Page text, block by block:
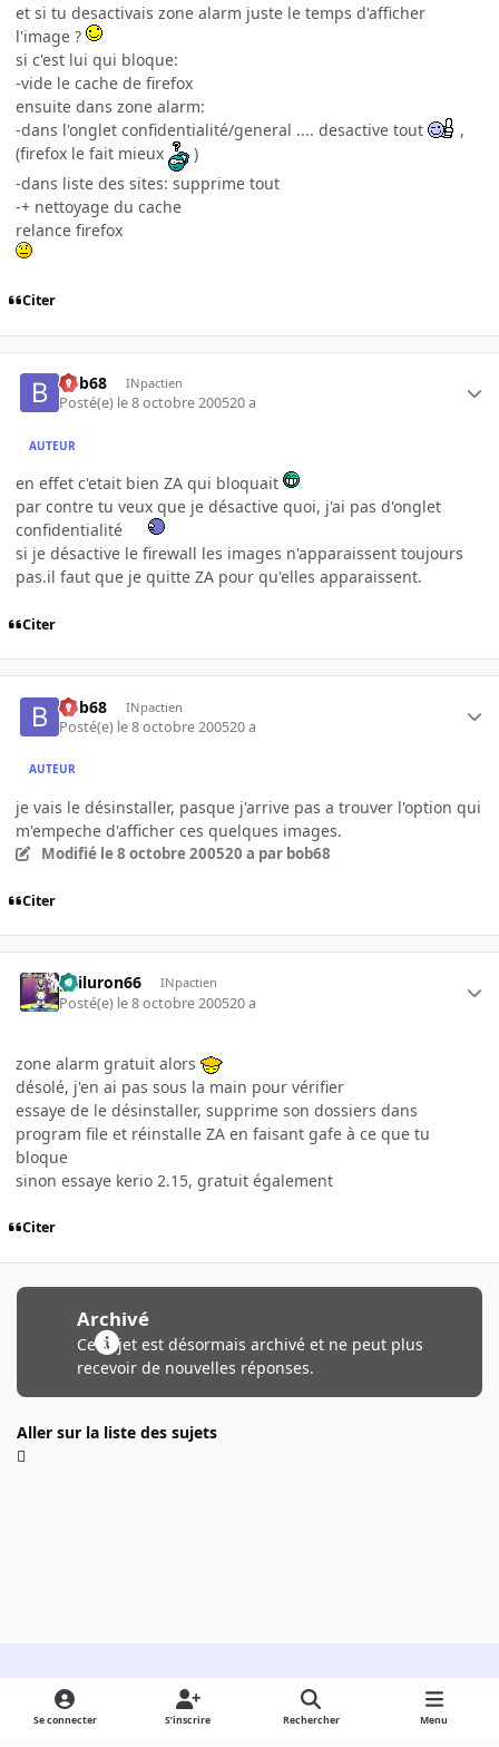
et si tu desactivais zone alarm juste le temps d'afficher
l'image ?
si c'est lui qui bloque:
-vide le cache de firefox
ensuite dans zone alarm:
-dans l'onglet confidentialité/general .... desactive tout
,
(firefox le fait mieux
)
-dans liste des sites: supprime tout
-+ nettoyage du cache
relance firefox
Citer
bob68 INpactien
Posté(e) le 8 octobre 200520 a
AUTEUR
en effet c'etait bien ZA qui bloquait
par contre tu veux que je désactive quoi, j'ai pas d'onglet
confidentialité
si je désactive le firewall les images n'apparaissent toujours
pas.il faut que je quitte ZA pour qu'elles apparaissent.
Citer
bob68 INpactien
Posté(e) le 8 octobre 200520 a
AUTEUR
je vais le désinstaller, pasque j'arrive pas a trouver l'option qui
m'empeche d'afficher ces quelques images.
Modifié le 8 octobre 200520 a par bob68
Citer
gailuron66 INpactien
Posté(e) le 8 octobre 200520 a
zone alarm gratuit alors
désolé, j'en ai pas sous la main pour vérifier
essaye de le désinstaller, supprime son dossiers dans
program file et réinstalle ZA en faisant gafe à ce que tu
bloque
sinon essaye kerio 2.15, gratuit également
Citer
Archivé
Ce sujet est désormais archivé et ne peut plus
recevoir de nouvelles réponses.
Aller sur la liste des sujets
Light ModeDark ModeSystem Preference
Se connecter S’inscrire Rechercher Menu